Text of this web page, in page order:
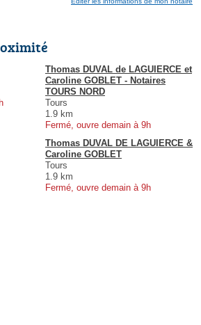
Thomas DUVAL de LAGUIERCE et
Caroline GOBLET - Notaires
TOURS NORD
Tours
1.9 km
Fermé, ouvre demain à 9h
Thomas DUVAL DE LAGUIERCE &
Caroline GOBLET
Tours
1.9 km
Fermé, ouvre demain à 9h